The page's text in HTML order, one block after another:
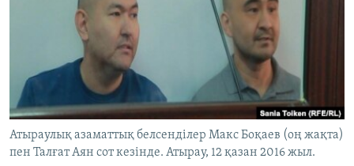
Басқа тілдерде
Атыраулық азаматтық белсенділер Макс Боқаев (оң жақта)
пен Талғат Аян сот кезінде. Атырау, 12 қазан 2016 жыл.